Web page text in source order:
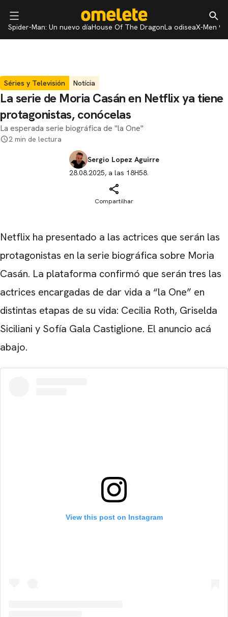
Spider-Man: Un nuevo díaHouse Of The DragonLa odiseaX-Men 97
Séries y Televisión Notícia
La serie de Moria Casán en Netflix ya tiene
protagonistas, conócelas
La esperada serie biográfica de "la One"
2 min de lectura
Sergio Lopez Aguirre
28.08.2025, a las 18H58.
Compartilhar
Netflix ha presentado a las actrices que serán las
protagonistas en la serie biográfica sobre Moria
Casán. La plataforma confirmó que serán tres las
actrices encargadas de dar vida a “la One” en
distintas etapas de su vida: Cecilia Roth, Griselda
Siciliani y Sofía Gala Castiglione. El anuncio acá
abajo.
View this post on Instagram